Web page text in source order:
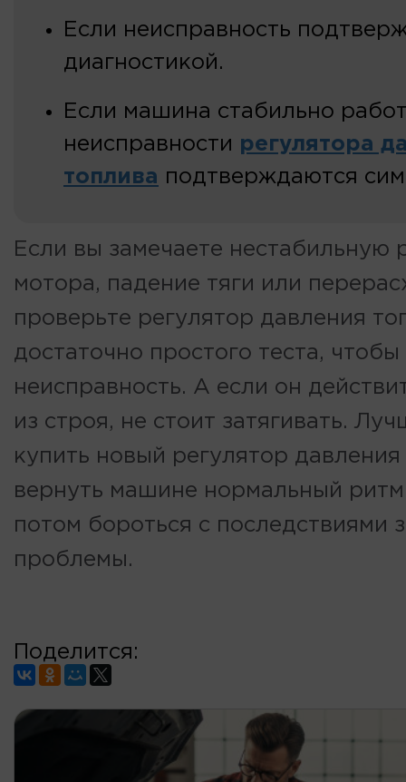
Если неисправность
диагностикой.
Если машина стабильно
неисправности регулятора
топлива подтверждаются
Если вы замечаете нестабильную
мотора, падение тяги или
проверьте регулятор давления
достаточно простого теста,
неисправность. А если он
из строя, не стоит затягивать.
купить новый регулятор
вернуть машине нормальный
потом бороться с последствиями
проблемы.
Поделится: